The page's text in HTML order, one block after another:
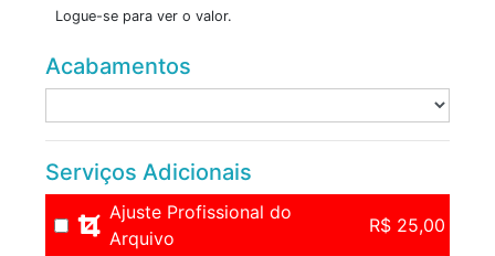
Logue-se para ver o valor.
Acabamentos
Serviços Adicionais
Ajuste Profissional do
Arquivo
R$ 25,00